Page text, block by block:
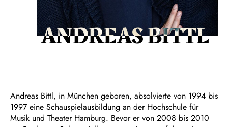
ANDREAS BITTL
Andreas Bittl, in München geboren, absolvierte von 1994 bis
1997 eine Schauspielausbildung an der Hochschule für
Musik und Theater Hamburg. Bevor er von 2008 bis 2010